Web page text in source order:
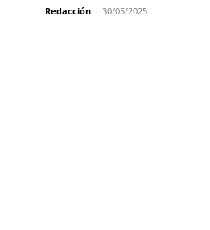
Redacción - 30/05/2025